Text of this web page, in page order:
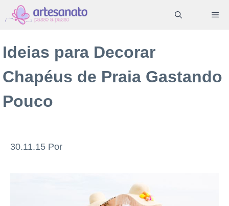
Pular
para
conteúdo
Ideias para Decorar
Chapéus de Praia Gastando
Pouco
30.11.15 Por